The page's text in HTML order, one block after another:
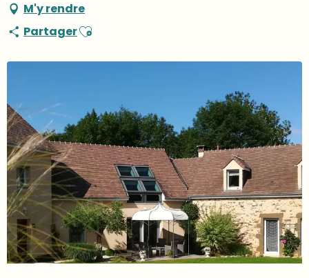
M'y rendre
PartagerAjouter aux favoris